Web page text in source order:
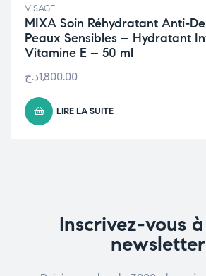
VISAGE
MIXA Soin Réhydratant Anti-
Peaux Sensibles – Hydratant
Vitamine E – 50 ml
1,800.00د.ج
LIRE LA SUITE
Inscrivez-vous
newsletter